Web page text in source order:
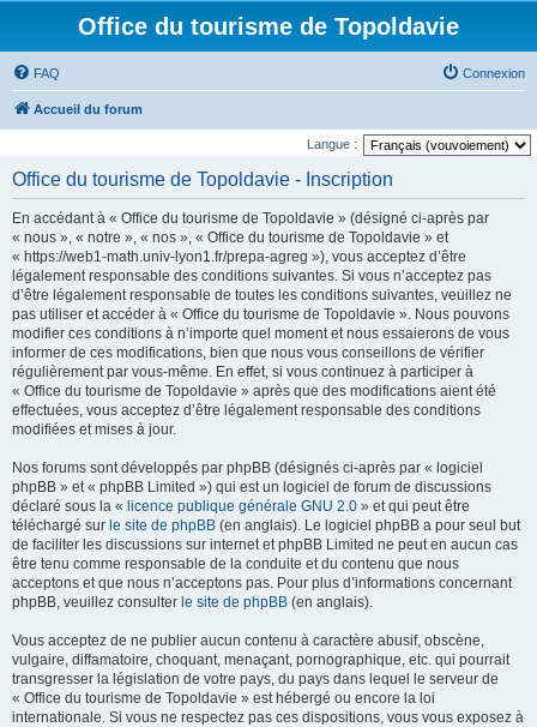
Office du tourisme de Topoldavie
FAQ Connexion
Accueil du forum
Langue :
Office du tourisme de Topoldavie - Inscription
En accédant à « Office du tourisme de Topoldavie » (désigné ci-après par
« nous », « notre », « nos », « Office du tourisme de Topoldavie » et
« https://web1-math.univ-lyon1.fr/prepa-agreg »), vous acceptez d’être
légalement responsable des conditions suivantes. Si vous n’acceptez pas
d’être légalement responsable de toutes les conditions suivantes, veuillez ne
pas utiliser et accéder à « Office du tourisme de Topoldavie ». Nous pouvons
modifier ces conditions à n’importe quel moment et nous essaierons de vous
informer de ces modifications, bien que nous vous conseillons de vérifier
régulièrement par vous-même. En effet, si vous continuez à participer à
« Office du tourisme de Topoldavie » après que des modifications aient été
effectuées, vous acceptez d’être légalement responsable des conditions
modifiées et mises à jour.
Nos forums sont développés par phpBB (désignés ci-après par « logiciel
phpBB » et « phpBB Limited ») qui est un logiciel de forum de discussions
déclaré sous la « licence publique générale GNU 2.0 » et qui peut être
téléchargé sur le site de phpBB (en anglais). Le logiciel phpBB a pour seul but
de faciliter les discussions sur internet et phpBB Limited ne peut en aucun cas
être tenu comme responsable de la conduite et du contenu que nous
acceptons et que nous n’acceptons pas. Pour plus d’informations concernant
phpBB, veuillez consulter le site de phpBB (en anglais).
Vous acceptez de ne publier aucun contenu à caractère abusif, obscène,
vulgaire, diffamatoire, choquant, menaçant, pornographique, etc. qui pourrait
transgresser la législation de votre pays, du pays dans lequel le serveur de
« Office du tourisme de Topoldavie » est hébergé ou encore la loi
internationale. Si vous ne respectez pas ces dispositions, vous vous exposez à